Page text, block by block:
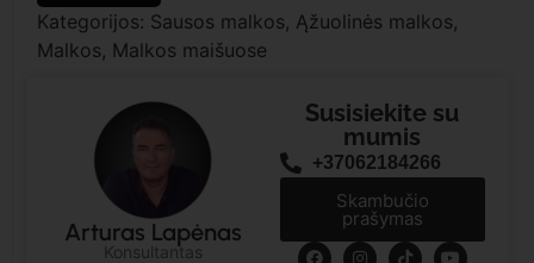
Kategorijos: Sausos malkos, Ąžuolinės malkos,
Malkos, Malkos maišuose
Susisiekite su
mumis
+37062184266
Skambučio
prašymas
Arturas Lapėnas
Konsultantas